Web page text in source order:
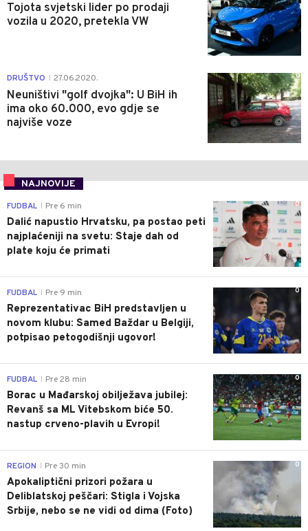
Tojota svjetski lider po prodaji
vozila u 2020, pretekla VW
DRUŠTVO 27.06.2020.
Neuništivi "golf dvojka": U BiH ih
ima oko 60.000, evo gdje se
najviše voze
0
NAJNOVIJE
0
FUDBAL Pre 6 min
Dalić napustio Hrvatsku, pa postao peti
najplaćeniji na svetu: Staje dah od
plate koju će primati
0
FUDBAL Pre 9 min
Reprezentativac BiH predstavljen u
novom klubu: Samed Baždar u Belgiji,
potpisao petogodišnji ugovor!
0
FUDBAL Pre 28 min
Borac u Mađarskoj obilježava jubilej:
Revanš sa ML Vitebskom biće 50.
nastup crveno-plavih u Evropi!
0
REGION Pre 30 min
Apokaliptični prizori požara u
Deliblatskoj peščari: Stigla i Vojska
Srbije, nebo se ne vidi od dima (Foto)